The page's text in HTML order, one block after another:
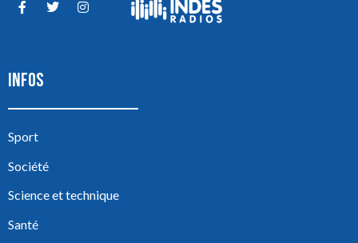
INFOS
Sport
Société
Science et technique
Santé